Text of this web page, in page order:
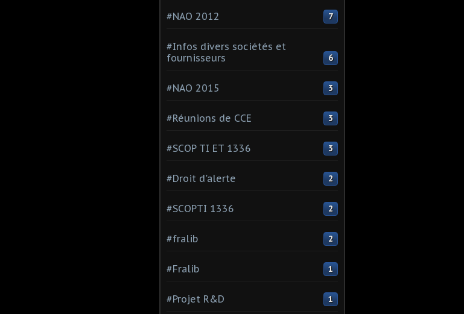
#NAO 2012 7
#Infos divers sociétés et
fournisseurs
6
#NAO 2015 3
#Réunions de CCE 3
#SCOP TI ET 1336 3
#Droit d'alerte 2
#SCOPTI 1336 2
#fralib 2
#Fralib 1
#Projet R&D 1